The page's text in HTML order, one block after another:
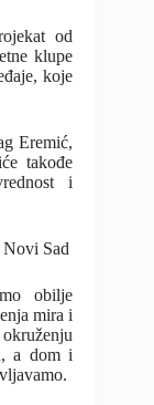
od
klupe
koje
Eremić,
takođe
i
Novi Sad
obilje
mira i
a dom i